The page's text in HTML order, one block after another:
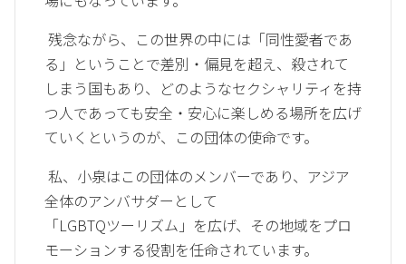
残念ながら、この世界の中には「同性愛者であ
る」ということで差別・偏見を超え、殺されて
しまう国もあり、どのようなセクシャリティを持
つ人であっても安全・安心に楽しめる場所を広げ
ていくというのが、この団体の使命です。
私、小泉はこの団体のメンバーであり、アジア
全体のアンバサダーとして
「LGBTQツーリズム」を広げ、その地域をプロ
モーションする役割を任命されています。